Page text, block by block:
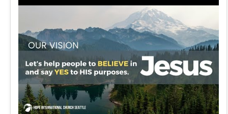
เอสเธอร์
โยบ
สดุดี
กาลาเทีย
เอเฟซัส
ฟีลิปปี